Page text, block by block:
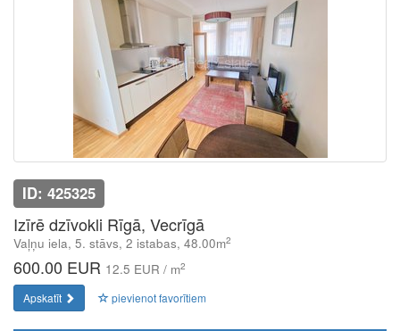
ID: 425325
Izīrē dzīvokli Rīgā, Vecrīgā
Vaļņu iela, 5. stāvs, 2 istabas, 48.00m2
600.00 EUR 12.5 EUR / m2
Apskatīt pievienot favorītiem